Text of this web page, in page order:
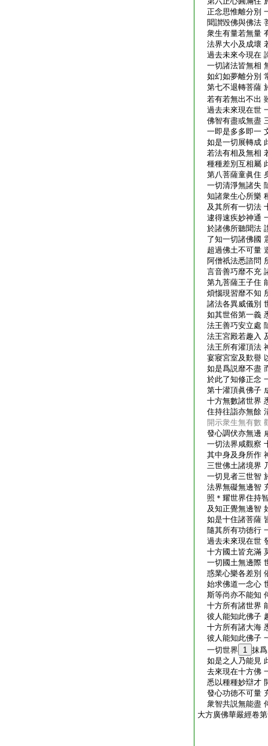
正念思惟離分別
聞讃毀佛與佛法
衆生有量若無量
法界大小及成壞
過去未來今現在
一切諸法皆無相
如幻如夢離分別
第七不退轉菩薩
若有若無出不出
過去未來現在世
佛智有盡或無盡
一即是多多即一
如是一切展轉成
若法有相及無相
種種差別互相屬
第八菩薩童眞住
一切清淨無諸失
知諸衆生心所樂
及其所有一切法
逮得速疾妙神通
於諸佛所聽聞法
了知一切諸佛國
超過佛土不可量
阿僧祇法悉諮問
言音善巧靡不充
第九菩薩王子住
煩惱現習靡不知
諸法各異威儀別
如其世俗第一義
法王善巧安立處
法王宮殿若趣入
法王所有灌頂法
宴寢宮室及歎譽
如是爲説靡不盡
於此了知修正念
第十灌頂眞佛子
十方無數諸世界
住持往詣亦無餘
開示衆生無有數
發心調伏亦無邊
一切法界咸觀察
其中身及身所作
三世佛土諸境界
一切見者三世智
法界無礙無邊智
照＊耀世界住持
及知正覺無邊智
如是十住諸菩薩
隨其所有功徳行
過去未來現在世
十方國土皆充滿
一切國土無邊際
惑業心樂各差別
始求佛道一念心
斯等尚亦不能知
十方所有諸世界
彼人能知此佛子
十方所有諸大海
彼人能知此佛子
一切世界
1 抹
如是之人乃能見
去來現在十方佛
悉以種種妙辯才
發心功徳不可量
衆智共説無能盡
大方廣佛華嚴經卷